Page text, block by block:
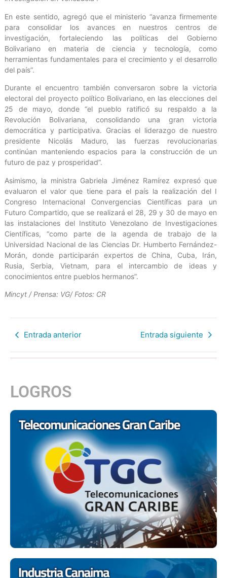
En este sentido, agregó que el ministerio “avanza firmemente
para consolidar los avances en nuestros centros de
investigación, fortaleciendo las políticas del Gobierno
Bolivariano en materia de ciencia y tecnología, como
herramientas fundamentales para el crecimiento y el desarrollo
del país”.
Durante el encuentro también conversaron sobre la victoria
electoral del proyecto político Bolivariano, en las elecciones del
25 de mayo, donde “el pueblo ratificó su respaldo a la
Revolución Bolivariana, consolidando una gran victoria
democrática y participativa. Gracias el liderazgo de nuestro
presidente Nicolás Maduro, las fuerzas revolucionarias
continúan manteniendo espacios para la construcción de un
futuro de paz y prosperidad”.
Asimismo, la ministra Gabriela Jiménez Ramírez expresó que
evaluaron el valor que tiene para el país la realización del I
Congreso Internacional Convergencias Científicas para un
Futuro Compartido, que se realizará el 28, 29 y 30 de mayo en
las instalaciones del Instituto Venezolano de Investigaciones
Científicas, “como parte de la agenda de trabajo de la
Universidad Nacional de las Ciencias Dr. Humberto Fernández-
Morán, donde participarán expertos de China, Cuba, Irán,
Rusia, Serbia, Vietnam, para el intercambio de ideas y
conocimientos entre pueblos hermanos”.
Mincyt / Prensa: VG/ Fotos: CR
Entrada anterior Entrada siguiente
LOGROS